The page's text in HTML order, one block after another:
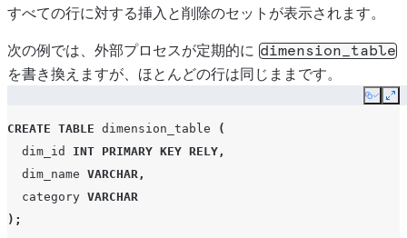
すべての行に対する挿入と削除のセットが表示されます。
次の例では、外部プロセスが定期的に dimension_table
を書き換えますが、ほとんどの行は同じままです。
Copy
CREATE TABLE dimension_table
(
dim_id
INT PRIMARY KEY RELY ,
dim_name VARCHAR ,
category VARCHAR
);